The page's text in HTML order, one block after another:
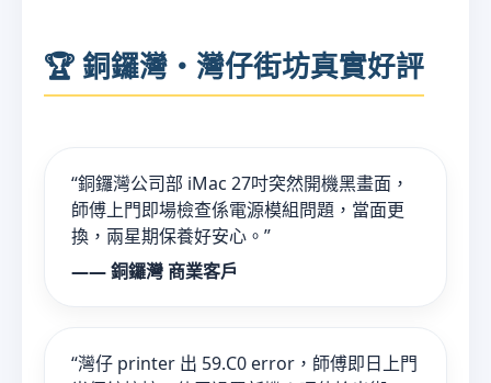
🏆 銅鑼灣・灣仔街坊真實好評
“銅鑼灣公司部 iMac 27吋突然開機黑畫面，
師傅上門即場檢查係電源模組問題，當面更
換，兩星期保養好安心。”
—— 銅鑼灣 商業客戶
“灣仔 printer 出 59.C0 error，師傅即日上門